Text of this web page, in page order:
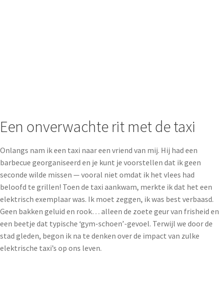
Een onverwachte rit met de taxi
Onlangs nam ik een taxi naar een vriend van mij. Hij had een
barbecue georganiseerd en je kunt je voorstellen dat ik geen
seconde wilde missen — vooral niet omdat ik het vlees had
beloofd te grillen! Toen de taxi aankwam, merkte ik dat het een
elektrisch exemplaar was. Ik moet zeggen, ik was best verbaasd.
Geen bakken geluid en rook… alleen de zoete geur van frisheid en
een beetje dat typische ‘gym-schoen’-gevoel. Terwijl we door de
stad gleden, begon ik na te denken over de impact van zulke
elektrische taxi’s op ons leven.